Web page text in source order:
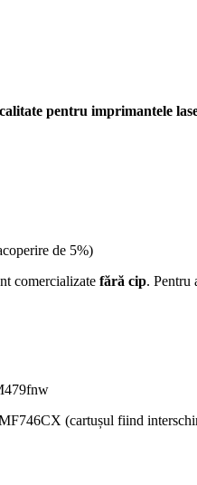
pentru imprimantele
de 5%)
comercializate fără cip. Pentru
(cartușul fiind